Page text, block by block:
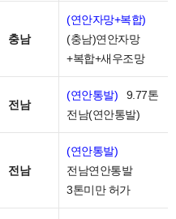
충남
(연안자망+복합)
(충남)연안자망
+복합+새우조망
전남
(연안통발)
9.77톤
전남(연안통발)
전남
(연안통발)
전남연안통발
3톤미만 허가